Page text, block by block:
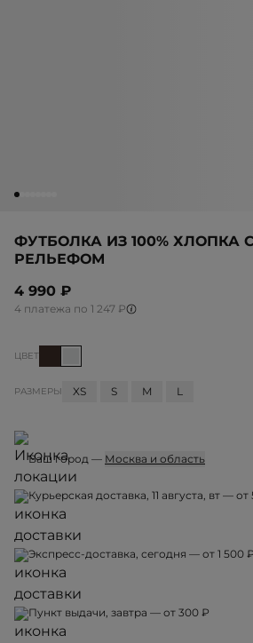
ФУТБОЛКА ИЗ 100% ХЛОПКА С
РЕЛЬЕФОМ
4 990 ₽
4 платежа по 1 247 ₽
ЦВЕТ
РАЗМЕРЫ XS S M L
Ваш город — Москва и область
Курьерская доставка, 11 августа, вт —
Экспресс-доставка, сегодня — от 1 500 ₽
Пункт выдачи, завтра — от 300 ₽